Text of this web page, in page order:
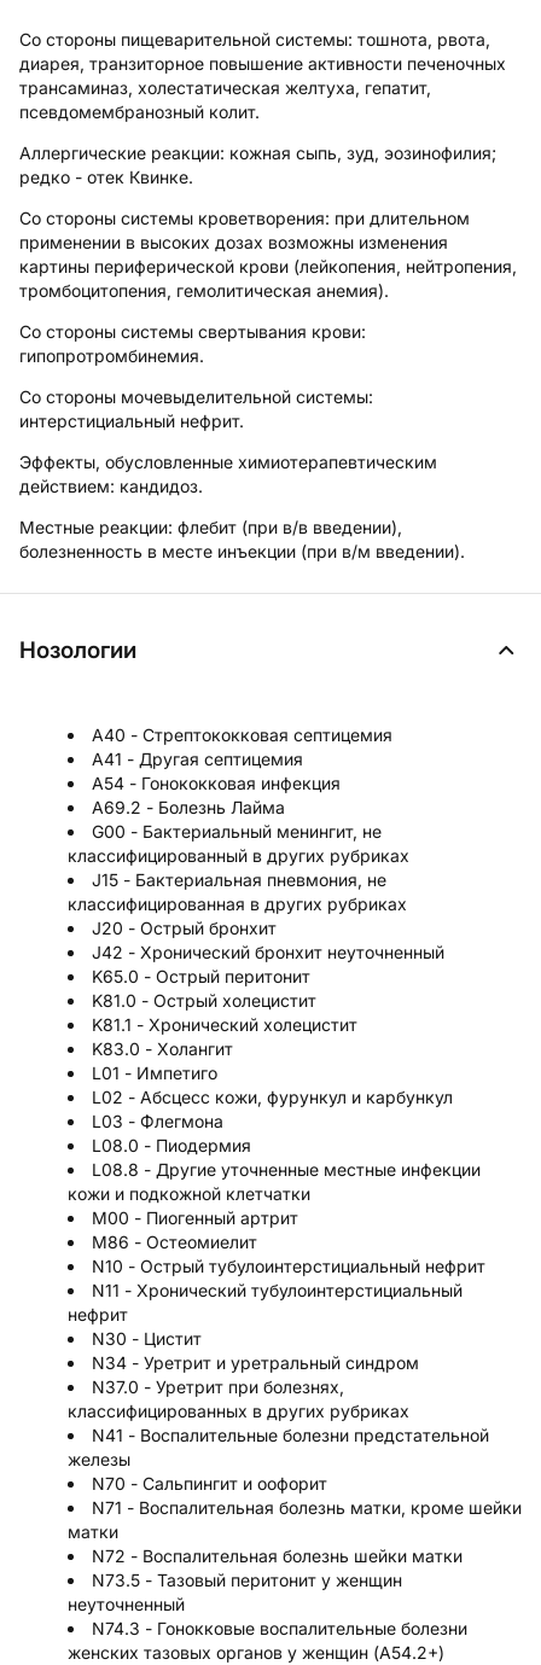
Со стороны пищеварительной системы: тошнота, рвота,
диарея, транзиторное повышение активности печеночных
трансаминаз, холестатическая желтуха, гепатит,
псевдомембранозный колит.
Аллергические реакции: кожная сыпь, зуд, эозинофилия;
редко - отек Квинке.
Со стороны системы кроветворения: при длительном
применении в высоких дозах возможны изменения
картины периферической крови (лейкопения, нейтропения,
тромбоцитопения, гемолитическая анемия).
Со стороны системы свертывания крови:
гипопротромбинемия.
Со стороны мочевыделительной системы:
интерстициальный нефрит.
Эффекты, обусловленные химиотерапевтическим
действием: кандидоз.
Местные реакции: флебит (при в/в введении),
болезненность в месте инъекции (при в/м введении).
Нозологии
A40 - Стрептококковая септицемия
A41 - Другая септицемия
A54 - Гонококковая инфекция
A69.2 - Болезнь Лайма
G00 - Бактериальный менингит, не
классифицированный в других рубриках
J15 - Бактериальная пневмония, не
классифицированная в других рубриках
J20 - Острый бронхит
J42 - Хронический бронхит неуточненный
K65.0 - Острый перитонит
K81.0 - Острый холецистит
K81.1 - Хронический холецистит
K83.0 - Холангит
L01 - Импетиго
L02 - Абсцесс кожи, фурункул и карбункул
L03 - Флегмона
L08.0 - Пиодермия
L08.8 - Другие уточненные местные инфекции
кожи и подкожной клетчатки
M00 - Пиогенный артрит
M86 - Остеомиелит
N10 - Острый тубулоинтерстициальный нефрит
N11 - Хронический тубулоинтерстициальный
нефрит
N30 - Цистит
N34 - Уретрит и уретральный синдром
N37.0 - Уретрит при болезнях,
классифицированных в других рубриках
N41 - Воспалительные болезни предстательной
железы
N70 - Сальпингит и оофорит
N71 - Воспалительная болезнь матки, кроме шейки
матки
N72 - Воспалительная болезнь шейки матки
N73.5 - Тазовый перитонит у женщин
неуточненный
N74.3 - Гонокковые воспалительные болезни
женских тазовых органов у женщин (A54.2+)